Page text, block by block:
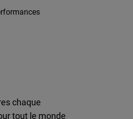
chaque
tout le monde